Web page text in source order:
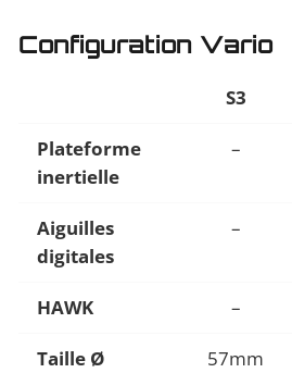
Configuration Vario
S3
Plateforme
inertielle
–
Aiguilles
digitales
–
HAWK –
Taille Ø 57mm